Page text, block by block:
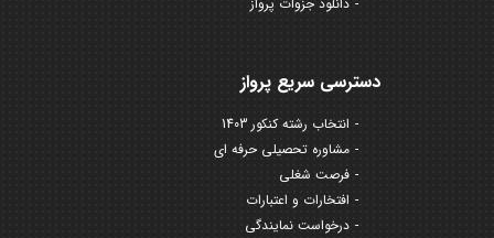
دانلود جزوات پرواز
دسترسی سریع پرواز
انتخاب رشته کنکور 1403
مشاوره تحصیلی حرفه ای
فرصت شغلی
افتخارات و اعتبارات
درخواست نمایندگی